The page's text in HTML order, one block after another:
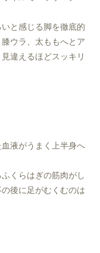
と感じる脚を徹底的
ウラ、 太ももへとア
見違えるほどスッキリ
液がうまく上半身へ
くらはぎの筋肉がし
後に足がむくむのは